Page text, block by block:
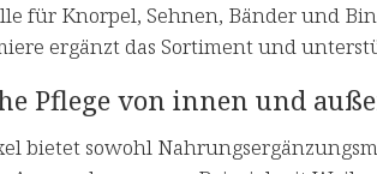
für Knorpel, Sehnen, Bänder und
ergänzt das Sortiment und
Pflege von innen und
bietet sowohl